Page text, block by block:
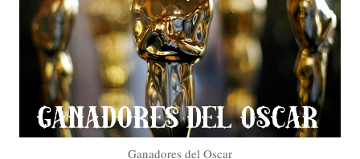
Ganadores del Oscar